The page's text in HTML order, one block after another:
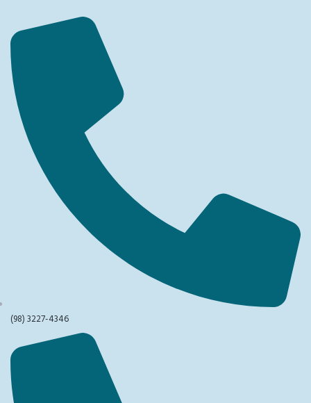
(98) 3227-4346